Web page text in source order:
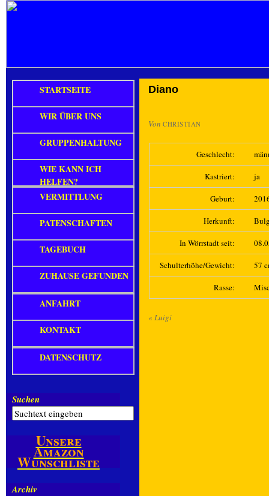
Diano
Von CHRISTIAN
Geschlecht:
Kastriert: ja
Geburt:
Herkunft:
In Wörrstadt seit:
Schulterhöhe/Gewicht: 57
Rasse:
« Luigi
STARTSEITE
WIR ÜBER UNS
GRUPPENHALTUNG
WIE KANN ICH
HELFEN?
VERMITTLUNG
PATENSCHAFTEN
TAGEBUCH
ZUHAUSE GEFUNDEN
ANFAHRT
KONTAKT
DATENSCHUTZ
Suchen
Unsere
Amazon
Wunschliste
Archiv